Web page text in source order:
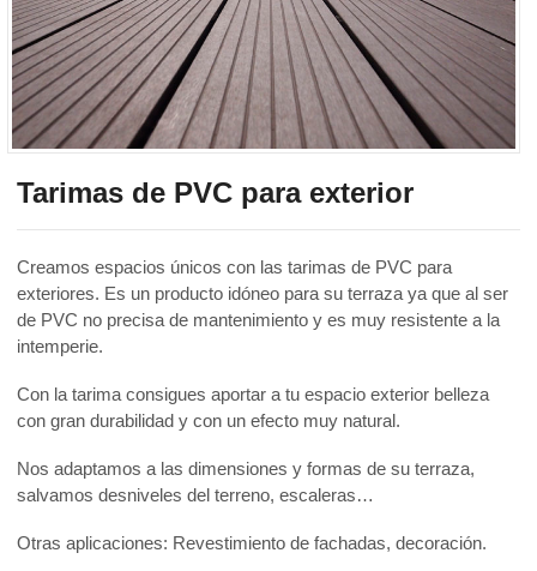
Tarimas de PVC para exterior
Creamos espacios únicos con las tarimas de PVC para
exteriores. Es un producto idóneo para su terraza ya que al ser
de PVC no precisa de mantenimiento y es muy resistente a la
intemperie.
Con la tarima consigues aportar a tu espacio exterior belleza
con gran durabilidad y con un efecto muy natural.
Nos adaptamos a las dimensiones y formas de su terraza,
salvamos desniveles del terreno, escaleras…
Otras aplicaciones: Revestimiento de fachadas, decoración.